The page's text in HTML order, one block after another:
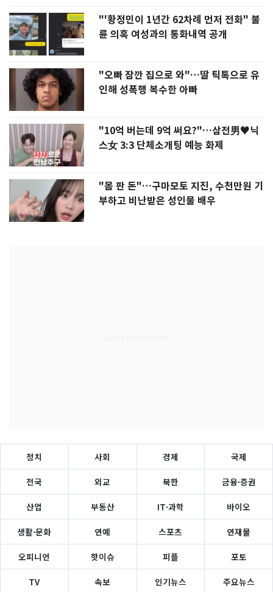
"'황정민이 1년간 62차례 먼저 전화" 불
륜 의혹 여성과의 통화내역 공개
"오빠 잠깐 집으로 와"…딸 틱톡으로 유
인해 성폭행 복수한 아빠
"10억 버는데 9억 써요?"…삼전男♥닉
스女 3:3 단체소개팅 예능 화제
"몸 판 돈"…구마모토 지진, 수천만원 기
부하고 비난받은 성인물 배우
정치 사회 경제 국제
전국 외교 북한 금융·증권
산업 부동산 IT·과학 바이오
생활·문화 연예 스포츠 연재물
오피니언 핫이슈 피플 포토
TV 속보 인기뉴스 주요뉴스